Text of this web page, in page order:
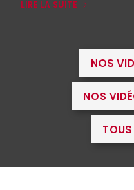
LIRE LA SUITE
NOS
NOS
TOUS